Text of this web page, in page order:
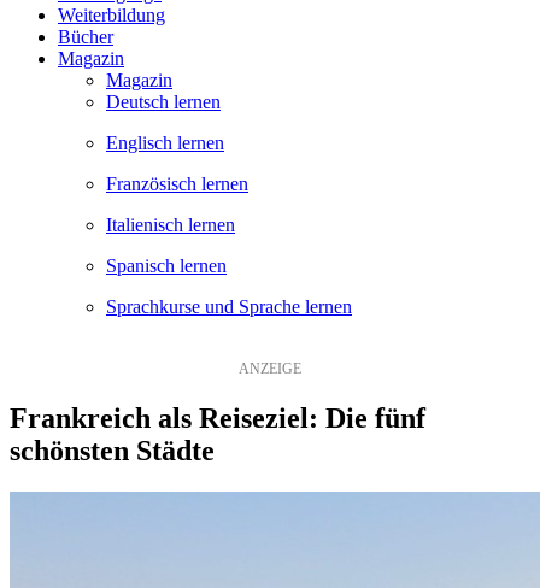
Weiterbildung
Bücher
Magazin
Magazin
Deutsch lernen
Englisch lernen
Französisch lernen
Italienisch lernen
Spanisch lernen
Sprachkurse und Sprache lernen
Frankreich als Reiseziel: Die fünf
schönsten Städte